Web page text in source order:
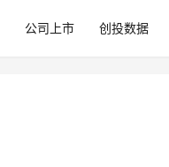
公司上市 创投数据